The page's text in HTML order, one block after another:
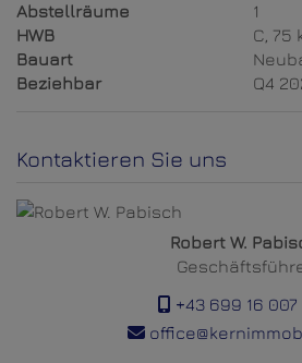
Abstellräume
1
HWB
C, 75
Bauart
Beziehbar
Q4
Kontaktieren Sie uns
Robert W.
+43 699 16 007